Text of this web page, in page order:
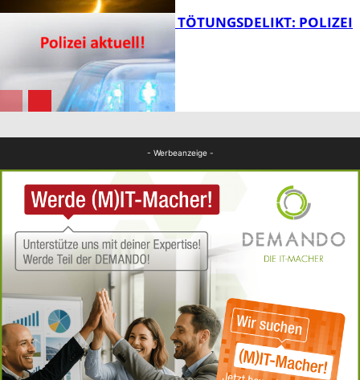
VERSUCHTES TÖTUNGSDELIKT: POLIZEI
ERMITTELT
- Werbeanzeige -